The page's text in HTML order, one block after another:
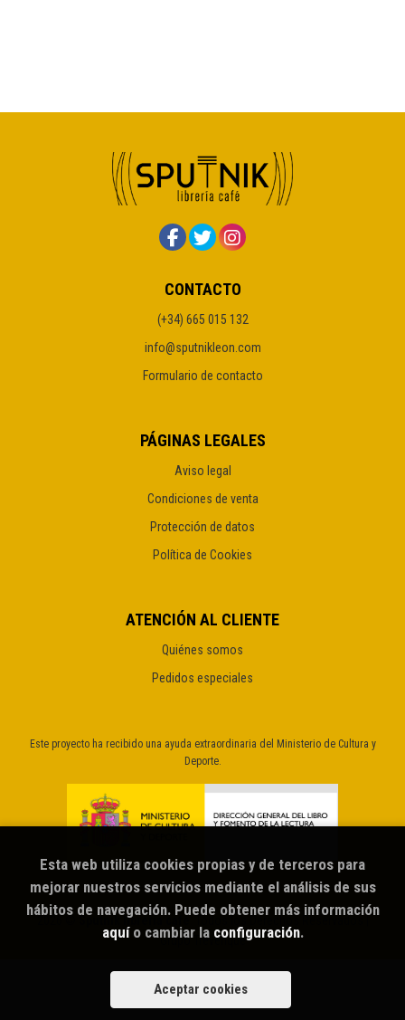
CONTACTO
(+34) 665 015 132
info@sputnikleon.com
Formulario de contacto
PÁGINAS LEGALES
Aviso legal
Condiciones de venta
Protección de datos
Política de Cookies
ATENCIÓN AL CLIENTE
Quiénes somos
Pedidos especiales
Este proyecto ha recibido una ayuda extraordinaria del Ministerio de Cultura y
Deporte.
Sputnik librería café
Grupo Trevenque
Esta web utiliza cookies propias y de terceros para
mejorar nuestros servicios mediante el análisis de sus
hábitos de navegación. Puede obtener más información
aquío cambiar la configuración.
Aceptar cookies